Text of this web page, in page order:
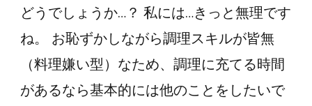
どうでしょうか…？ 私には…きっと無理です
ね。 お恥ずかしながら調理スキルが皆無
（料理嫌い型）なため、調理に充てる時間
があるなら基本的には他のことをしたいで